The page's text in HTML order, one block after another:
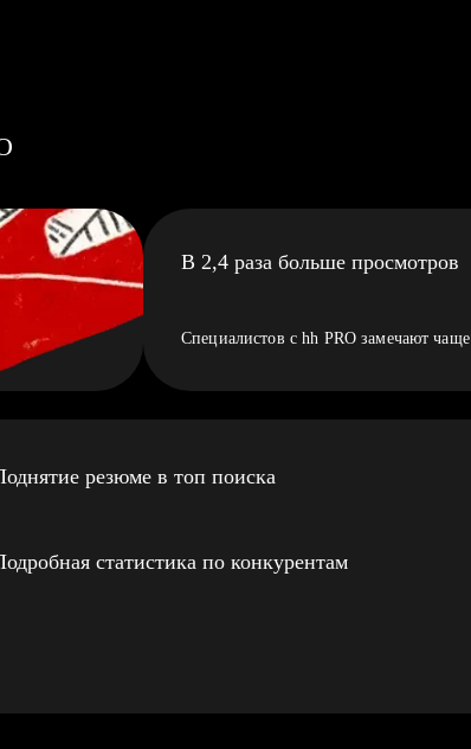
В 2,4 раза больше просмотров
Специалистов с hh PRO замечают чаще
резюме в топ поиска
статистика по конкурентам